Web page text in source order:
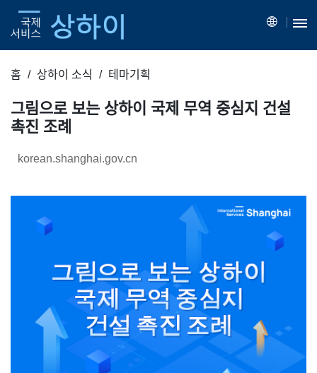
홈 상하이 소식 테마기획
그림으로 보는 상하이 국제 무역 중심지 건설
촉진 조례
korean.shanghai.gov.cn